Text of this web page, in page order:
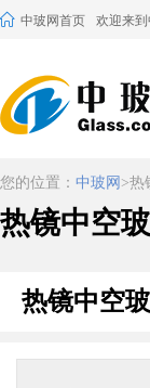
中玻网首页 欢迎来到
您的位置： 中玻网 >热
热镜中空
热镜中空